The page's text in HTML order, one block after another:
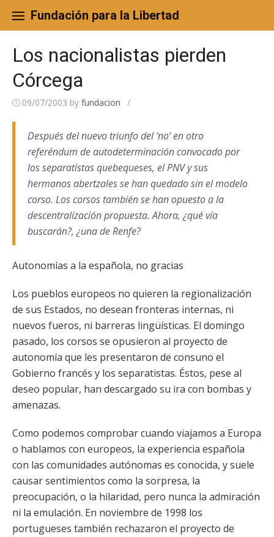
content
Fundación para la Libertad
Los nacionalistas pierden
Córcega
09/07/2003 by fundacion /
Después del nuevo triunfo del ‘no’ en otro
referéndum de autodeterminación convocado por
los separatistas quebequeses, el PNV y sus
hermanos abertzales se han quedado sin el modelo
corso. Los corsos también se han opuesto a la
descentralización propuesta. Ahora, ¿qué vía
buscarán?, ¿una de Renfe?
Autonomías a la española, no gracias
Los pueblos europeos no quieren la regionalización
de sus Estados, no desean fronteras internas, ni
nuevos fueros, ni barreras lingüísticas. El domingo
pasado, los corsos se opusieron al proyecto de
autonomía que les presentaron de consuno el
Gobierno francés y los separatistas. Éstos, pese al
deseo popular, han descargado su ira con bombas y
amenazas.
Como podemos comprobar cuando viajamos a Europa
o hablamos con europeos, la experiencia española
con las comunidades autónomas es conocida, y suele
causar sentimientos como la sorpresa, la
preocupación, o la hilaridad, pero nunca la admiración
ni la emulación. En noviembre de 1998 los
portugueses también rechazaron el proyecto de